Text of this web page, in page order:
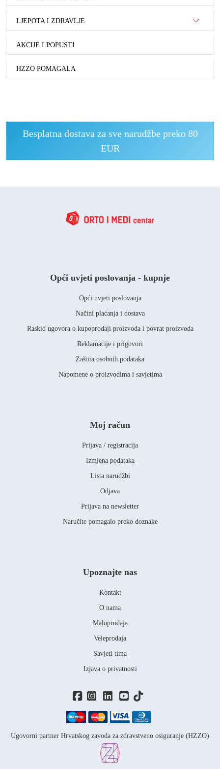
LJEPOTA I ZDRAVLJE
AKCIJE I POPUSTI
HZZO POMAGALA
Besplatna dostava za sve narudžbe preko 80
EUR
Opći uvjeti poslovanja - kupnje
Opći uvjeti poslovanja
Načini plaćanja i dostava
Raskid ugovora o kupoprodaji proizvoda i povrat proizvoda
Reklamacije i prigovori
Zaštita osobnih podataka
Napomene o proizvodima i savjetima
Moj račun
Prijava / registracija
Izmjena podataka
Lista narudžbi
Odjava
Prijava na newsletter
Naručite pomagalo preko doznake
Ugovorni partner Hrvatskog zavoda za zdravstveno osiguranje (HZZO)
Upoznajte nas
Kontakt
O nama
Maloprodaja
Veleprodaja
Savjeti tima
Izjava o privatnosti